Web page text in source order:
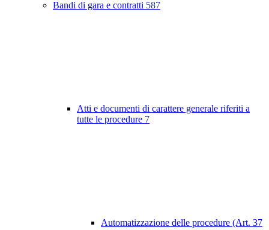
Bandi di gara e contratti 587
Atti e documenti di carattere generale riferiti a
tutte le procedure 7
Automatizzazione delle procedure (Art. 37